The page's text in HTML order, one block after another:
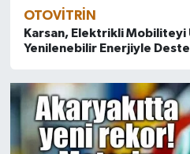
OTOVITRIN
Karsan, Elektrikli Mobiliteyi
Yenilenebilir Enerjiyle